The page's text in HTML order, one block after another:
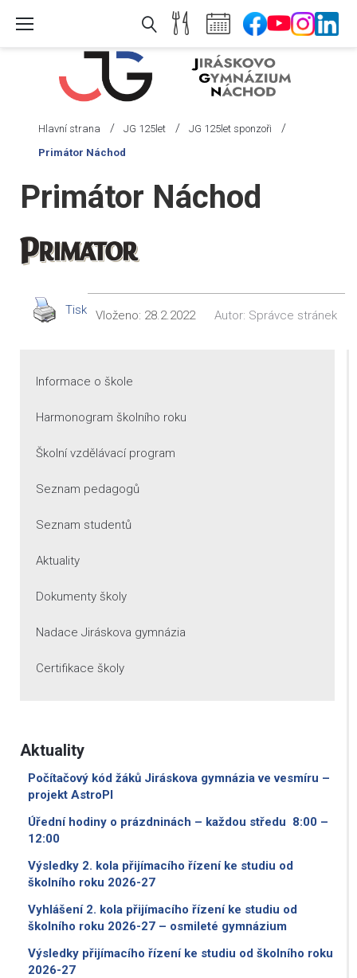
Hlavní strana / JG 125let / JG 125let sponzoři /
Primátor Náchod
Primátor Náchod
Tisk Vloženo: 28.2.2022 Autor: Správce stránek
Informace o škole
Harmonogram školního roku
Školní vzdělávací program
Seznam pedagogů
Seznam studentů
Aktuality
Dokumenty školy
Nadace Jiráskova gymnázia
Certifikace školy
Aktuality
Počítačový kód žáků Jiráskova gymnázia ve vesmíru –
projekt AstroPI
Úřední hodiny o prázdninách – každou středu 8:00 –
12:00
Výsledky 2. kola přijímacího řízení ke studiu od
školního roku 2026-27
Vyhlášení 2. kola přijímacího řízení ke studiu od
školního roku 2026-27 – osmileté gymnázium
Výsledky přijímacího řízení ke studiu od školního roku
2026-27